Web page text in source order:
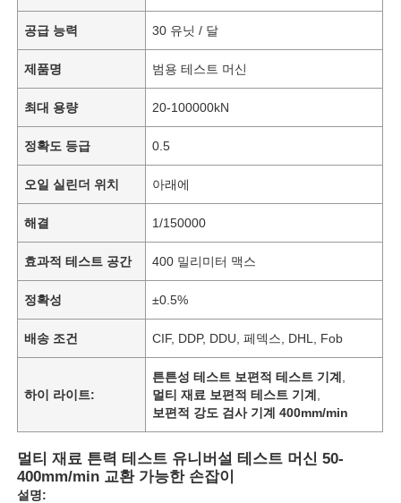
공급 능력 30 유닛 / 달
제품명 범용 테스트 머신
최대 용량 20-100000kN
정확도 등급 0.5
오일 실린더 위치 아래에
해결 1/150000
효과적 테스트 공간 400 밀리미터 맥스
정확성 ±0.5%
배송 조건 CIF, DDP, DDU, 페덱스, DHL, Fob
하이 라이트:
튼튼성 테스트 보편적 테스트 기계
멀티 재료 보편적 테스트 기계
보편적 강도 검사 기계 400mm/min
멀티 재료 튼력 테스트 유니버설 테스트 머신 50-
400mm/min 교환 가능한 손잡이
설명: